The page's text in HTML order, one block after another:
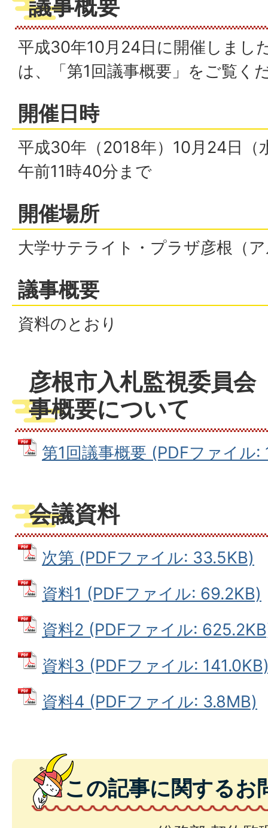
議事概要
平成30年10月24日に開催しまし
は、「第1回議事概要」をご覧く
開催日時
平成30年（2018年）10月24日（
午前11時40分まで
開催場所
大学サテライト・プラザ彦根（
議事概要
資料のとおり
彦根市入札監視委員会
事概要について
第1回議事概要 (PDFファイル:
会議資料
次第 (PDFファイル: 33.5KB)
資料1 (PDFファイル: 69.2KB)
資料2 (PDFファイル:
資料3 (PDFファイル:
資料4 (PDFファイル: 3.8MB)
この記事に関するお